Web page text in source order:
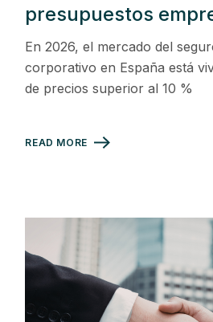
presupuestos
En 2026, el mercado del
corporativo en España está
de precios superior al 10 %
READ MORE